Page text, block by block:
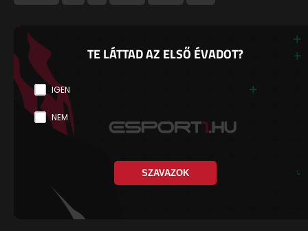
TE LÁTTAD AZ ELSŐ ÉVADOT?
IGEN
NEM
SZAVAZOK